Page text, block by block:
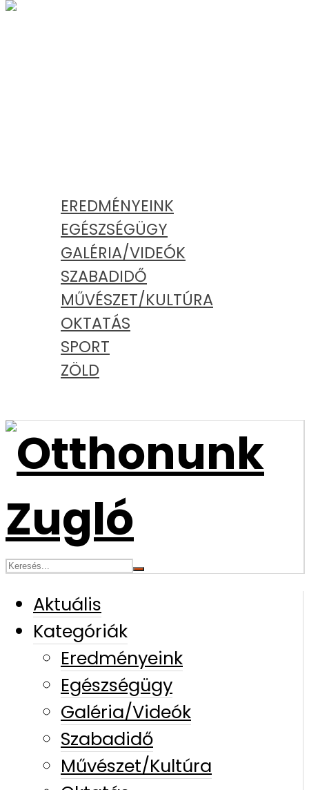
EREDMÉNYEINK
EGÉSZSÉGÜGY
GALÉRIA/VIDEÓK
SZABADIDŐ
MŰVÉSZET/KULTÚRA
OKTATÁS
SPORT
ZÖLD
Aktuális
Kategóriák
Eredményeink
Egészségügy
Galéria/Videók
Szabadidő
Művészet/Kultúra